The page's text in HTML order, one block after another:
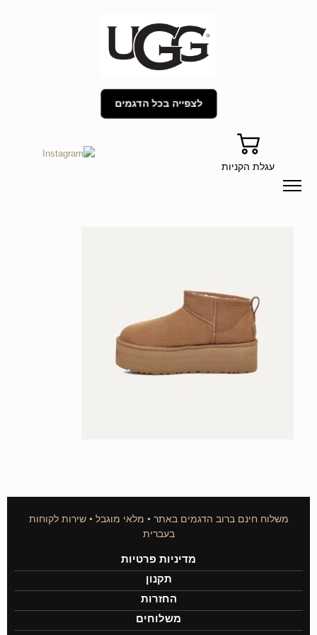
לצפייה בכל הדגמים
עגלת הקניות
משלוח חינם ברוב הדגמים באתר • מלאי מוגבל • שירות לקוחות
בעברית
מדיניות פרטיות
תקנון
החזרות
משלוחים